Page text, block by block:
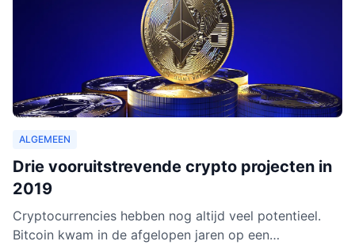
ALGEMEEN
Drie vooruitstrevende crypto projecten in
2019
Cryptocurrencies hebben nog altijd veel potentieel.
Bitcoin kwam in de afgelopen jaren op een